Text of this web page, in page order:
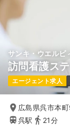
検診・健診
日勤のみ（
給与 お問い合
時間 8:00～
日祝休み
サンキ・ウエルビ
訪問看護ス
エージェント求人
広島県呉市本
呉駅
21分